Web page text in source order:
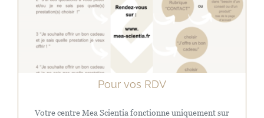
Pour vos RDV
Votre centre Mea Scientia fonctionne uniquement sur